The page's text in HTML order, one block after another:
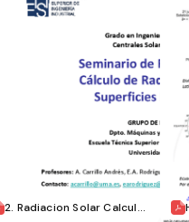
2. Radiacion Solar Calculo